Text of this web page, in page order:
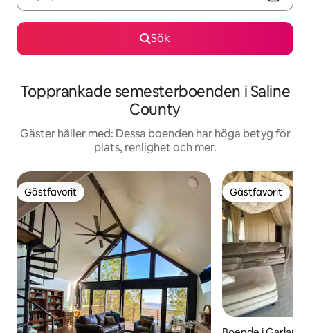
Sök
Topprankade semesterboenden i Saline
County
Gäster håller med: Dessa boenden har höga betyg för
plats, renlighet och mer.
Gästfavorit
Gästfavorit Gästfavorit
Gästfavorit